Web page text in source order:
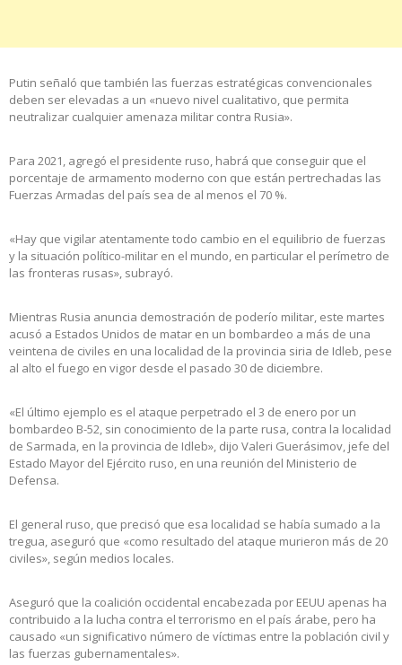
Putin señaló que también las fuerzas estratégicas convencionales
deben ser elevadas a un «nuevo nivel cualitativo, que permita
neutralizar cualquier amenaza militar contra Rusia».
Para 2021, agregó el presidente ruso, habrá que conseguir que el
porcentaje de armamento moderno con que están pertrechadas las
Fuerzas Armadas del país sea de al menos el 70 %.
«Hay que vigilar atentamente todo cambio en el equilibrio de fuerzas
y la situación político-militar en el mundo, en particular el perímetro de
las fronteras rusas», subrayó.
Mientras Rusia anuncia demostración de poderío militar, este martes
acusó a Estados Unidos de matar en un bombardeo a más de una
veintena de civiles en una localidad de la provincia siria de Idleb, pese
al alto el fuego en vigor desde el pasado 30 de diciembre.
«El último ejemplo es el ataque perpetrado el 3 de enero por un
bombardeo B-52, sin conocimiento de la parte rusa, contra la localidad
de Sarmada, en la provincia de Idleb», dijo Valeri Guerásimov, jefe del
Estado Mayor del Ejército ruso, en una reunión del Ministerio de
Defensa.
El general ruso, que precisó que esa localidad se había sumado a la
tregua, aseguró que «como resultado del ataque murieron más de 20
civiles», según medios locales.
Aseguró que la coalición occidental encabezada por EEUU apenas ha
contribuido a la lucha contra el terrorismo en el país árabe, pero ha
causado «un significativo número de víctimas entre la población civil y
las fuerzas gubernamentales».